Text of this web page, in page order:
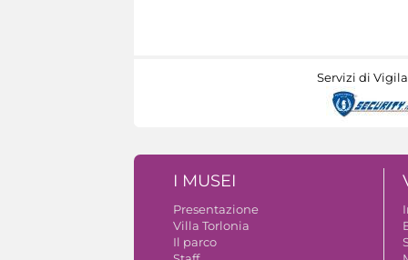
Servizi di
I MUSEI
Presentazione
Villa Torlonia
Il parco